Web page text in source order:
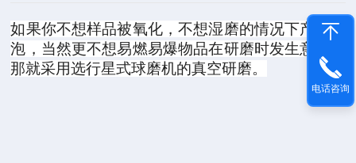
如果你不想样品被氧化，不想湿磨的情况下产生气
泡，当然更不想易燃易爆物品在研磨时发生意外，
那就采用选行星式球磨机的真空研磨。
电话咨询